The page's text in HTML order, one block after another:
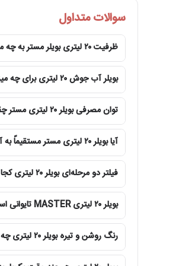
لیتری ندارد. دستگاه پس از
اگر برداشت لحظه‌ای یا مصرف پیوسته مجموعه از توان ۵۰ لیتر در ساعت بیشتر باشد، بهتر است مدل پرظرفیت‌تر بررسی
گرمایش پله‌ای STEP HEATING چگونه کار می‌کند؟
در سیستم گرمایش پله‌ای، آب
هنگام برداشت مداوم، افت
مزیت کاربردی این طراحی،
درصد مشخصی از صرفه‌جویی برق
بدنه استیل لمینت‌شده
بویلر در محیط کافه و
انگشت، رد دست و لکه‌های
نمای استیل ۳۰۴
سوالات متداول
ظرفیت ۲۰ لیتری بویلر مستر به چه معناست؟
بویلر آب جوش ۲۰ لیتری برای چه میزان مصرفی مناسب است؟
توان مصرفی بویلر ۲۰ لیتری مستر چقدر است؟
آیا بویلر ۲۰ لیتری مستر مستقیماً به آب شهری وصل می‌شود؟
فیلتر دو مرحله‌ای بویلر ۲۰ لیتری کجا قرار دارد؟
بویلر ۲۰ لیتری MASTER تایوانی است یا چینی؟
رنگ روشن و تیره بویلر ۲۰ لیتری چه تفاوتی دارند؟